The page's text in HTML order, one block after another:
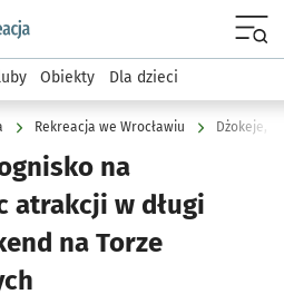
podserwis: Sport i rekreacja
Obiekty Dla dzieci
Rekreacja we Wrocławiu
na
atrakcji w długi
na Torze